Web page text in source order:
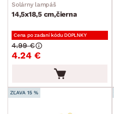
Solárny lampáš
14,5x18,5 cm,čierna
Cena po zadaní kódu DOPLNKY
4.24 €
4.99 €
ZĽAVA 15 %